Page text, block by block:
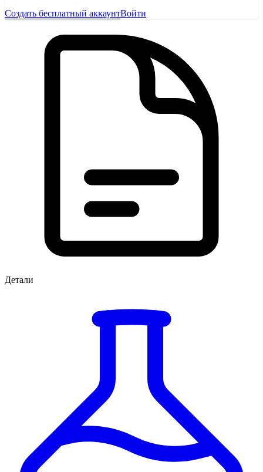
Создать бесплатный аккаунтВойти
Детали